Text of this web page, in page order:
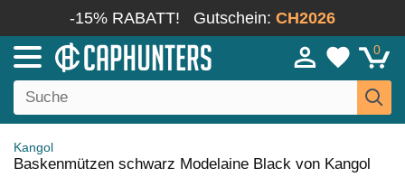
-15% RABATT! Gutschein: CH2026
0
Kangol
Baskenmützen schwarz Modelaine Black von Kangol